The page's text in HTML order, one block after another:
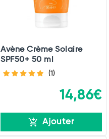
Avène Crème Solaire
SPF50+ 50 ml
(1)
14,86€
Ajouter